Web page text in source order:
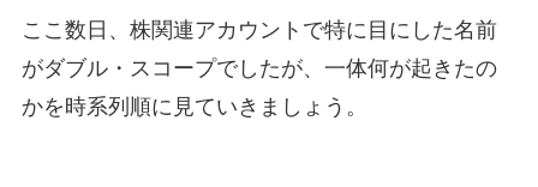
ここ数日、株関連アカウントで特に目にした名前
がダブル・スコープでしたが、一体何が起きたの
かを時系列順に見ていきましょう。